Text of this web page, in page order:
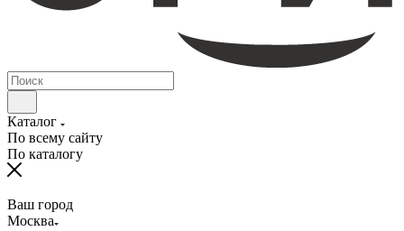
Каталог
По всему сайту
По каталогу
Ваш город
Москва